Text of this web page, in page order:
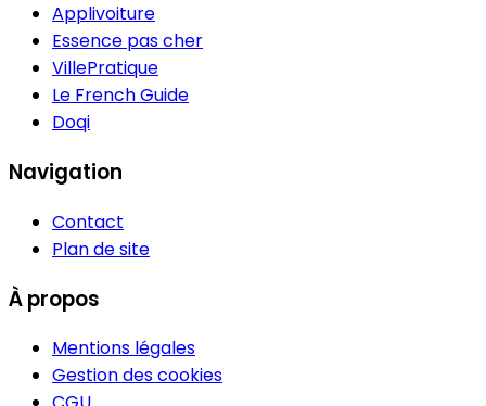
Applivoiture
Essence pas cher
VillePratique
Le French Guide
Doqi
Navigation
Contact
Plan de site
À propos
Mentions légales
Gestion des cookies